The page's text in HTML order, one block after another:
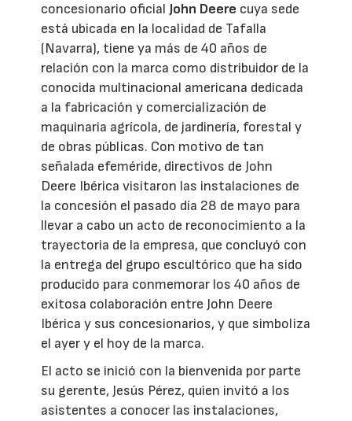
concesionario oficialJohn Deere cuya sede
está ubicada en la localidad de Tafalla
(Navarra), tiene ya más de 40 años de
relación con la marca como distribuidor de la
conocida multinacional americana dedicada
a la fabricación y comercialización de
maquinaria agrícola, de jardinería, forestal y
de obras públicas. Con motivo de tan
señalada efeméride, directivos de John
Deere Ibérica visitaron las instalaciones de
la concesión el pasado día 28 de mayo para
llevar a cabo un acto de reconocimiento a la
trayectoria de la empresa, que concluyó con
la entrega del grupo escultórico que ha sido
producido para conmemorar los 40 años de
exitosa colaboración entre John Deere
Ibérica y sus concesionarios, y que simboliza
el ayer y el hoy de la marca.
El acto se inició con la bienvenida por parte
su gerente, Jesús Pérez, quien invitó a los
asistentes a conocer las instalaciones,